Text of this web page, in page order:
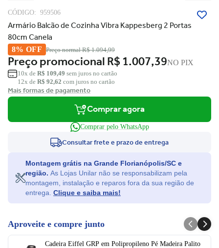
CÓDIGO: 959506
Armário Balcão de Cozinha Vibra Kappesberg 2 Portas
80cm Canela
8% OFF Preço normalR$ 1.094,99
Preço promocionalR$ 1.007,39NO PIX
10x de R$ 109,49 sem juros no cartão
12x de R$ 92,62 com juros no cartão
Mais formas de pagamento
Comprar agora
Comprar pelo WhatsApp
Consultar frete e prazo de entrega
Montagem grátis na Grande Florianópolis/SC e
região.
montagem, instalação e reparos fora da sua região de
entrega. Clique e saiba mais!
Aproveite e compre junto
Cadeira Eiffel GRP em Polipropileno Pé Madeira Palito